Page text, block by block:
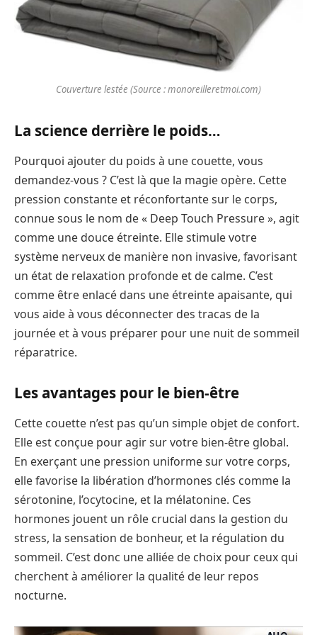
Couverture lestée (Source : monoreilleretmoi.com)
La science derrière le poids…
Pourquoi ajouter du poids à une couette, vous
demandez-vous ? C’est là que la magie opère. Cette
pression constante et réconfortante sur le corps,
connue sous le nom de « Deep Touch Pressure », agit
comme une douce étreinte. Elle stimule votre
système nerveux de manière non invasive, favorisant
un état de relaxation profonde et de calme. C’est
comme être enlacé dans une étreinte apaisante, qui
vous aide à vous déconnecter des tracas de la
journée et à vous préparer pour une nuit de sommeil
réparatrice.
Les avantages pour le bien-être
Cette couette n’est pas qu’un simple objet de confort.
Elle est conçue pour agir sur votre bien-être global.
En exerçant une pression uniforme sur votre corps,
elle favorise la libération d’hormones clés comme la
sérotonine, l’ocytocine, et la mélatonine. Ces
hormones jouent un rôle crucial dans la gestion du
stress, la sensation de bonheur, et la régulation du
sommeil. C’est donc une alliée de choix pour ceux qui
cherchent à améliorer la qualité de leur repos
nocturne.